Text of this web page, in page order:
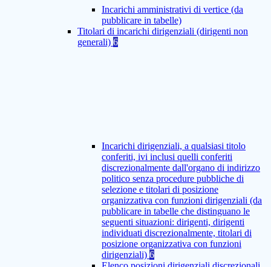
Incarichi amministrativi di vertice (da
pubblicare in tabelle)
Titolari di incarichi dirigenziali (dirigenti non
generali) 6
Incarichi dirigenziali, a qualsiasi titolo
conferiti, ivi inclusi quelli conferiti
discrezionalmente dall'organo di indirizzo
politico senza procedure pubbliche di
selezione e titolari di posizione
organizzativa con funzioni dirigenziali (da
pubblicare in tabelle che distinguano le
seguenti situazioni: dirigenti, dirigenti
individuati discrezionalmente, titolari di
posizione organizzativa con funzioni
dirigenziali) 6